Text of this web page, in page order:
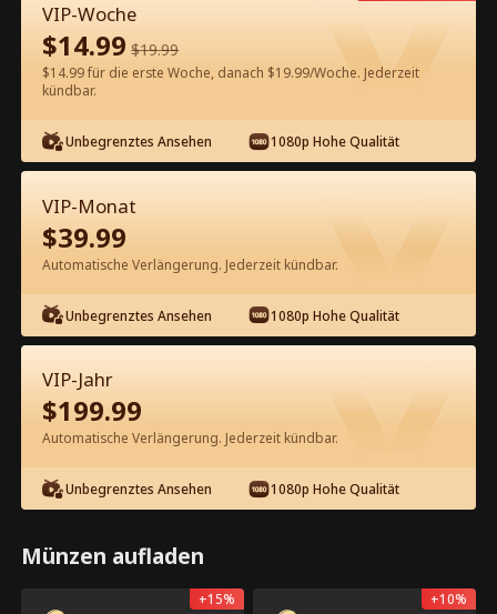
60
Episode 12 - Titanische Liebe nach
der Wiedergeburt Kompletter Film
1-50 51-77
12 13 16
2.3k
App-exklusiv: Kostenlos
freischalten
VIP-Woche
$14.99 $19.99
$14.99 für die erste Woche, danach $19.99/Woche. Jederzeit
kündbar.
Unbegrenztes Ansehen 1080p Hohe Qualität
VIP-Monat
$39.99
Automatische Verlängerung. Jederzeit kündbar.
Unbegrenztes Ansehen 1080p Hohe Qualität
VIP-Jahr
$199.99
Automatische Verlängerung. Jederzeit kündbar.
Unbegrenztes Ansehen 1080p Hohe Qualität
Münzen aufladen
+15% +10%